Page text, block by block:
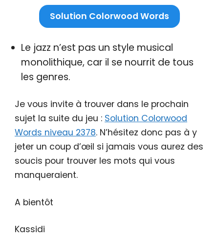
Solution Colorwood Words
Le jazz n’est pas un style musical
monolithique, car il se nourrit de tous
les genres.
Je vous invite à trouver dans le prochain
sujet la suite du jeu : Solution Colorwood
Words niveau 2378. N’hésitez donc pas à y
jeter un coup d’œil si jamais vous aurez des
soucis pour trouver les mots qui vous
manqueraient.
A bientôt
Kassidi